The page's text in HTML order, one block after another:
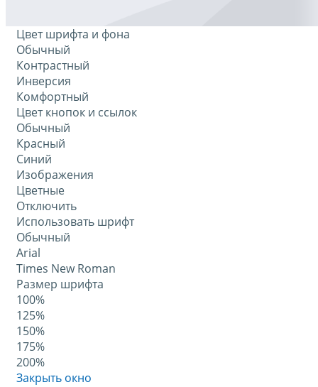
Цвет шрифта и фона
Обычный
Контрастный
Инверсия
Комфортный
Цвет кнопок и ссылок
Обычный
Красный
Синий
Изображения
Цветные
Отключить
Использовать шрифт
Обычный
Arial
Times New Roman
Размер шрифта
100%
125%
150%
175%
200%
Закрыть окно